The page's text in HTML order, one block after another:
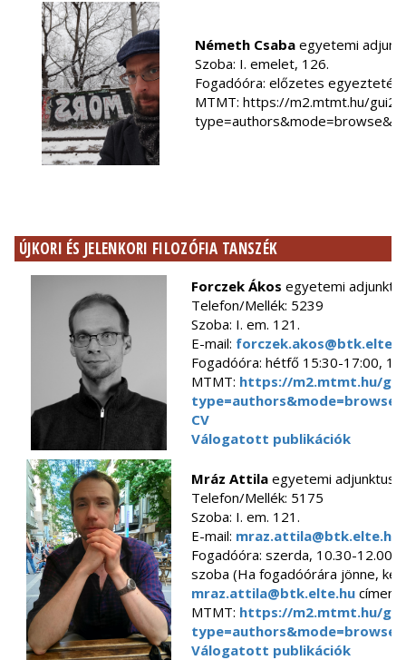
Németh Csaba egyetemi
Szoba: I. emelet, 126.
Fogadóóra: előzetes egyeztetés
MTMT: https://m2.mtmt.hu/gui2/
ÚJKORI ÉS JELENKORI FILOZÓFIA TANSZÉK
Forczek Ákos egyetemi
Telefon/Mellék: 5239
Szoba: I. em. 121.
E-mail:
Fogadóóra: hétfő 15:30-17:00,
MTMT: https://m2.mtmt.hu/
CV
Válogatott publikációk
Mráz Attila egyetemi adjunktus
Telefon/Mellék: 5175
Szoba: I. em. 121.
E-mail: mraz.attila@btk.elte.hu
Fogadóóra: szerda, 10.30-12.00,
szoba (Ha fogadóórára jönne,
mraz.attila@btk.elte.hu címen!)
MTMT: https://m2.mtmt.hu/
Válogatott publikációk